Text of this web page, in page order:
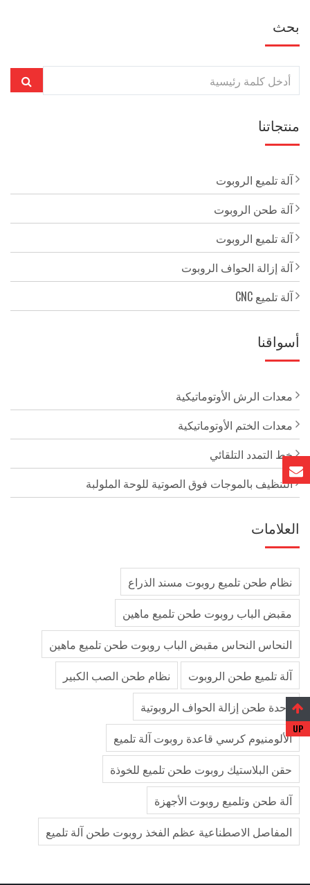
بحث
منتجاتنا
آلة تلميع الروبوت
آلة طحن الروبوت
آلة تلميع الروبوت
آلة إزالة الحواف الروبوت
آلة تلميع CNC
أسواقنا
معدات الرش الأوتوماتيكية
معدات الختم الأوتوماتيكية
خط التمدد التلقائي
التنظيف بالموجات فوق الصوتية للوحة الملولبة
العلامات
نظام طحن تلميع روبوت مسند الذراع
مقبض الباب روبوت طحن تلميع ماهين
النحاس النحاس مقبض الباب روبوت طحن تلميع ماهين
آلة تلميع طحن الروبوت
نظام طحن الصب الكبير
وحدة طحن إزالة الحواف الروبوتية
الألومنيوم كرسي قاعدة روبوت آلة تلميع
حقن البلاستيك روبوت طحن تلميع للخوذة
آلة طحن وتلميع روبوت الأجهزة
المفاصل الاصطناعية عظم الفخذ روبوت طحن آلة تلميع